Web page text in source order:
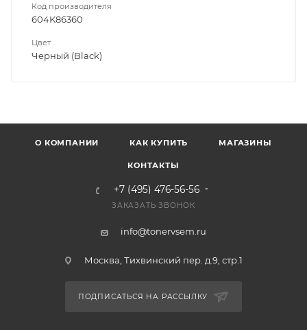
Код производителя
604K86360
Цвет
Черный (Black)
О КОМПАНИИ КАК КУПИТЬ МАГАЗИНЫ
КОНТАКТЫ
+7 (495) 476-56-56
ЗАКАЗАТЬ ЗВОНОК
info@tonervsem.ru
Москва, Тихвинский пер. д.9, стр.1
ПОДПИСАТЬСЯ НА РАССЫЛКУ